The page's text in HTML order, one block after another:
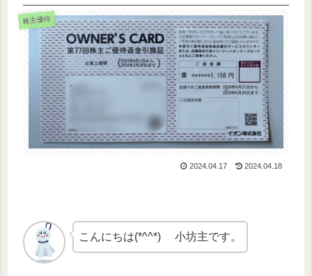
株主優待
2024.04.17 2024.04.18
こんにちは(*^^*) 小坊主です。